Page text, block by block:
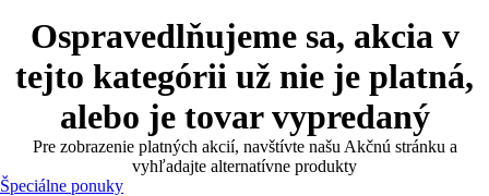
Ospravedlňujeme sa, akcia v
tejto kategórii už nie je platná,
alebo je tovar vypredaný
Pre zobrazenie platných akcií, navštívte našu Akčnú stránku a
vyhľadajte alternatívne produkty
Špeciálne ponuky